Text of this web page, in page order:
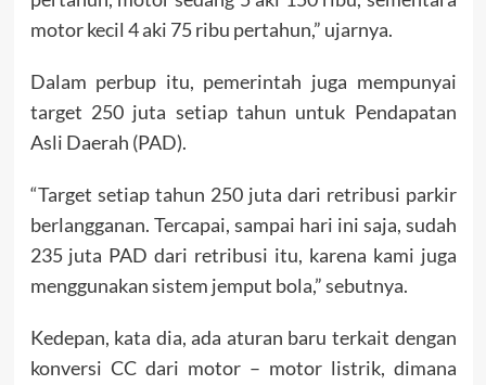
motor kecil 4 aki 75 ribu pertahun,” ujarnya.
Dalam perbup itu, pemerintah juga mempunyai
target 250 juta setiap tahun untuk Pendapatan
Asli Daerah (PAD).
“Target setiap tahun 250 juta dari retribusi parkir
berlangganan. Tercapai, sampai hari ini saja, sudah
235 juta PAD dari retribusi itu, karena kami juga
menggunakan sistem jemput bola,” sebutnya.
Kedepan, kata dia, ada aturan baru terkait dengan
konversi CC dari motor – motor listrik, dimana